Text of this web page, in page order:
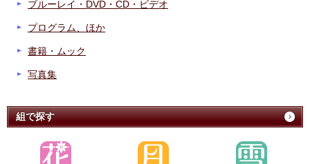
ブルーレイ・DVD・CD・ビデオ
プログラム、ほか
書籍・ムック
写真集
組で探す